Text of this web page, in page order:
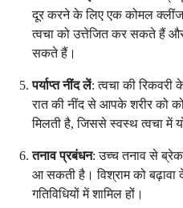
दूर करने के लिए एक कोमल
त्वचा को उत्तेजित कर सकते हैं
सकते हैं।
पर्याप्त नींद लें: त्वचा की
रात की नींद से आपके शरीर को
मिलती है, जिससे स्वस्थ त्वचा में
तनाव प्रबंधन: उच्च तनाव से
आ सकती है। विश्राम को बढ़ावा
गतिविधियों में शामिल हों।